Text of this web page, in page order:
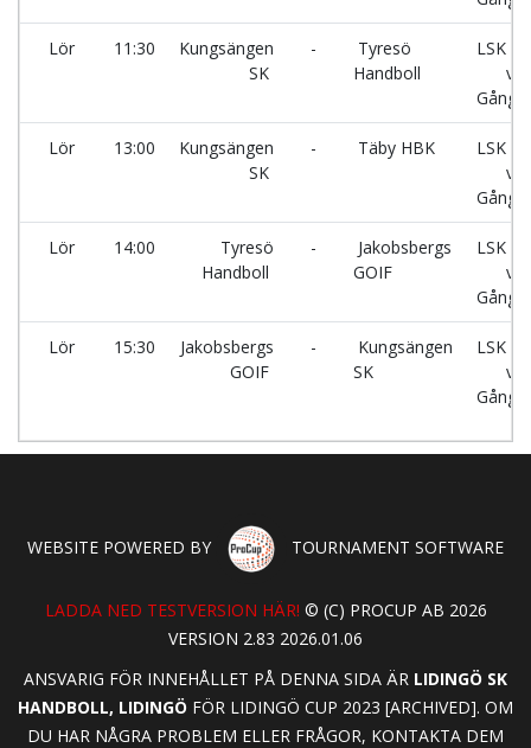
Lör 11:30
Kungsängen
SK
-
Tyresö
Handboll
LSK
vid
Lör 13:00
Kungsängen
SK
- Täby HBK
LSK
vid
Lör 14:00
Tyresö
Handboll
-
Jakobsbergs
GOIF
LSK
vid
Lör 15:30
Jakobsbergs
GOIF
-
Kungsängen
SK
LSK
vid
WEBSITE POWERED BY TOURNAMENT SOFTWARE
LADDA NED TESTVERSION HÄR! © (C) PROCUP AB 2026
VERSION 2.83 2026.01.06
ANSVARIG FÖR INNEHÅLLET PÅ DENNA SIDA ÄR LIDINGÖ SK
HANDBOLL, LIDINGÖ FÖR LIDINGÖ CUP 2023 [ARCHIVED]. OM
DU HAR NÅGRA PROBLEM ELLER FRÅGOR, KONTAKTA DEM